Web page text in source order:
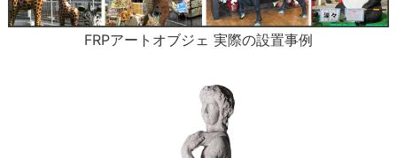
FRPアートオブジェ 実際の設置事例